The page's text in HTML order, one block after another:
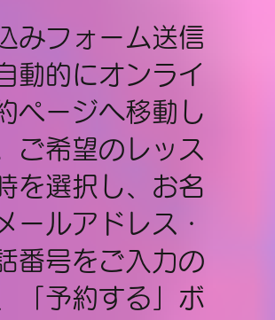
みフォーム送信
動的にオンライ
ページへ移動し
ご希望のレッス
を選択し、お名
ールアドレス・
番号をご入力の
「予約する」ボ